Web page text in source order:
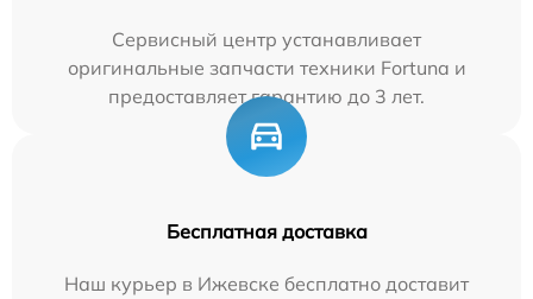
Сервисный центр устанавливает
оригинальные запчасти техники Fortuna и
предоставляет гарантию до 3 лет.
Бесплатная доставка
Наш курьер в Ижевске бесплатно доставит